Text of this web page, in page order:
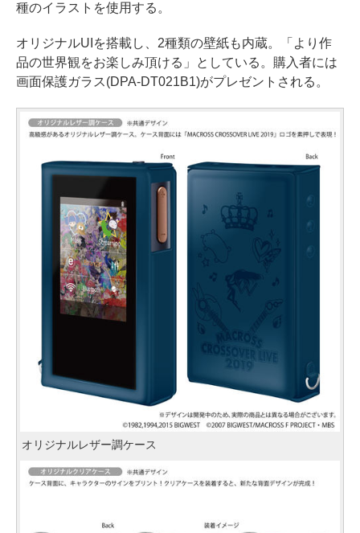
種のイラストを使用する。
オリジナルUIを搭載し、2種類の壁紙も内蔵。「より作
品の世界観をお楽しみ頂ける」としている。購入者には
画面保護ガラス(DPA-DT021B1)がプレゼントされる。
オリジナルレザー調ケース